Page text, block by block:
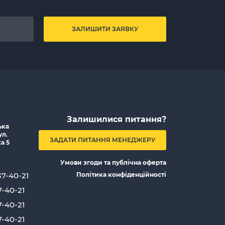
ЗАЛИШИТИ ЗАЯВКУ
5
40-21
40-21
40-21
40-21
Залишилися питання?
ЗАДАТИ ПИТАННЯ МЕНЕДЖЕРУ
Умови згоди та публічна оферта
Політика конфіденційності